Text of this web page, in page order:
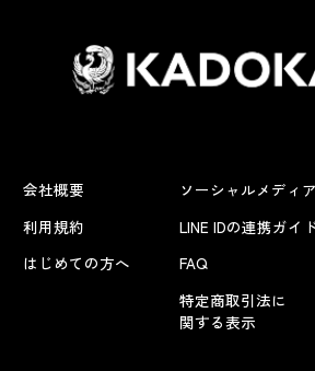
会社概要
利用規約
はじめての方へ
ソーシャルメディア
LINE IDの連携ガイ
FAQ
特定商取引法に
関する表示